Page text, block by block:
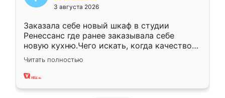
3 августа 2026
Заказала себе новый шкаф в студии
Ренессанс где ранее заказывала себе
новую кухню.Чего искать, когда качеством
вполне довольна. Служит кухня уже почти
два года, нареканий нет.
Читать полностью